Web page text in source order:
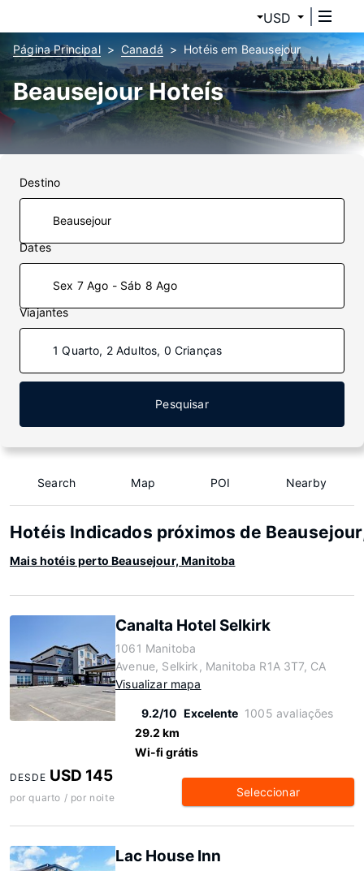
USD
Página Principal Canadá Hotéis em Beausejour
Beausejour Hoteís
Destino
Dates
Sex 7 Ago - Sáb 8 Ago
Viajantes
1 Quarto, 2 Adultos, 0 Crianças
Pesquisar
Search Map POI Nearby
Hotéis Indicados próximos de
Mais hotéis perto Beausejour, Manitoba
Canalta Hotel Selkirk
1061 Manitoba
Avenue, Selkirk, Manitoba R1A 3T7, CA
Visualizar mapa
9.2/10 Excelente 1005 avaliações
29.2 km
Wi-fi grátis
DESDE USD 145
por quarto / por noite Seleccionar
Lac House Inn